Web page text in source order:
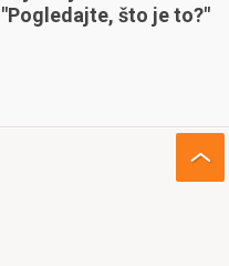
što je to?"